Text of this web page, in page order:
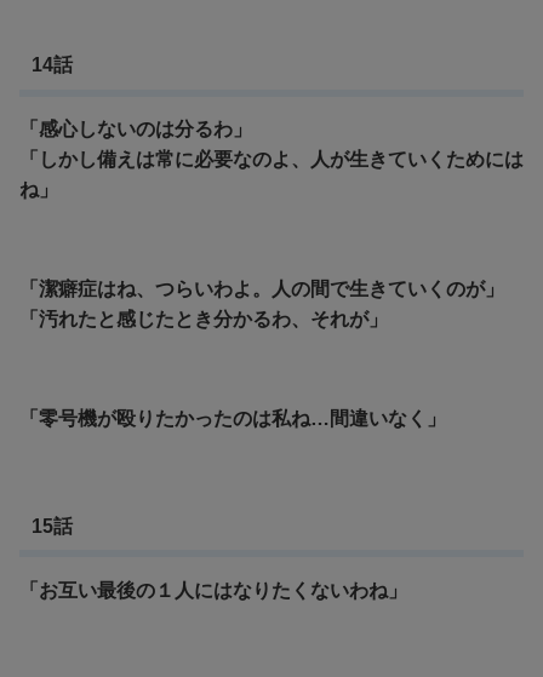
14話
「感心しないのは分るわ」
「 しかし備えは常に必要なのよ、人が生きていくためには
ね」
「潔癖症はね、つらいわよ。人の間で生きていくのが」
「 汚れたと感じたとき分かるわ、それが」
「零号機が殴りたかったのは私ね…間違いなく」
15話
「お互い最後の１人にはなりたくないわね」